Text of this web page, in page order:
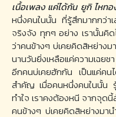
เนื้อเพลง แค่ได้กัน ยูกิ ไหท
หนึ่งคนในนั้น ที่รู้สึกมากกว่าเ
จริงจัง ทุกๆ อย่าง เรานั้นคิ
ว่าคนข้างๆ บ่เคยคิดสิหย่าง
นานวันยิ่งเหลือแค่ความเฉย
อีกคนบ่เคยฮักกัน เป็นแค่ค
สำคัญ เมื่อคนหนึ่งคนในนั้น
ทำใจ เราคงต้องหนี จากจุด
คนข้างๆ บ่เคยคิดสิหย่างม